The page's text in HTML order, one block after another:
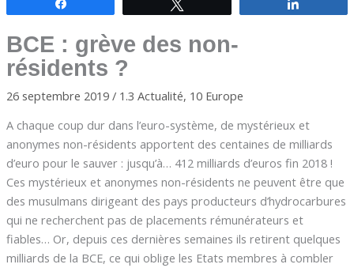
BCE : grève des non-
résidents ?
26 septembre 2019 / 1.3 Actualité, 10 Europe
A chaque coup dur dans l’euro-système, de mystérieux et
anonymes non-résidents apportent des centaines de milliards
d’euro pour le sauver : jusqu’à… 412 milliards d’euros fin 2018 !
Ces mystérieux et anonymes non-résidents ne peuvent être que
des musulmans dirigeant des pays producteurs d’hydrocarbures
qui ne recherchent pas de placements rémunérateurs et
fiables… Or, depuis ces dernières semaines ils retirent quelques
milliards de la BCE, ce qui oblige les Etats membres à combler